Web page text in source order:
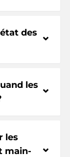
des ⌃
les ⌃
les
main-
⌃